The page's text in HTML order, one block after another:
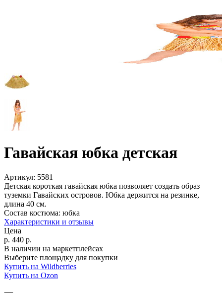
Гавайская юбка детская
Артикул: 5581
Детская короткая гавайская юбка позволяет создать образ
туземки Гавайских островов. Юбка держится на резинке,
длина 40 см.
Состав костюма: юбка
Характеристики и отзывы
Цена
р. 440 р.
В наличии на маркетплейсах
Выберите площадку для покупки
Купить на Wildberries
Купить на Ozon